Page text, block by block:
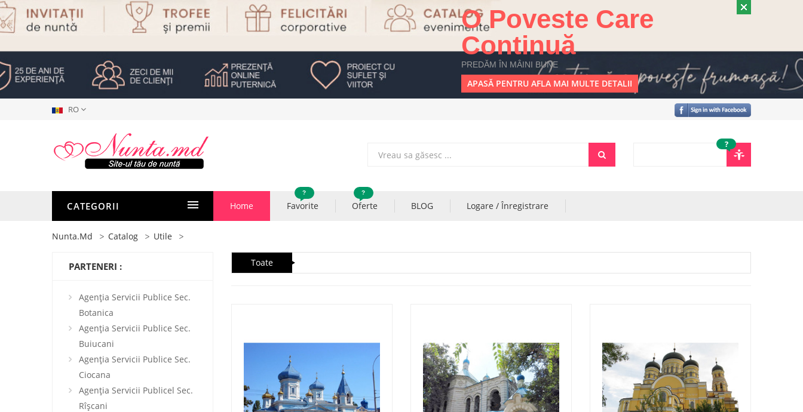
O Poveste Care
Continuă
PREDĂM ÎN MÂINI BUNE
APASĂ PENTRU AFLA MAI MULTE DETALII
RO
?
CATEGORII Home Favorite
?
Oferte
?
BLOG Logare / Înregistrare
Nunta.md Catalog Utile
PARTENERI :
Agenţia Servicii Publice Sec.
Botanica
Agenţia Servicii Publice Sec.
Buiucani
Agenţia Servicii Publice Sec.
Ciocana
Agenţia Servicii Publicel Sec.
Rîșcani
Toate